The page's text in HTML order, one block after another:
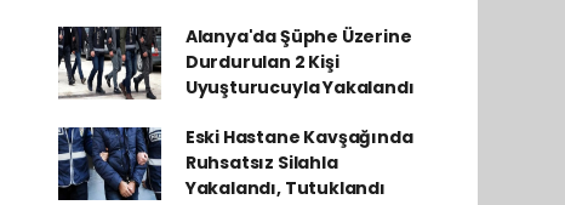
Alanya'da Şüphe Üzerine
Durdurulan 2 Kişi
Uyuşturucuyla Yakalandı
Eski Hastane Kavşağında
Ruhsatsız Silahla
Yakalandı, Tutuklandı